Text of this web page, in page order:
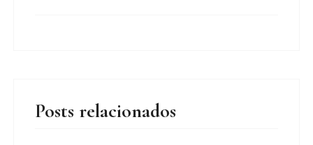
Posts relacionados